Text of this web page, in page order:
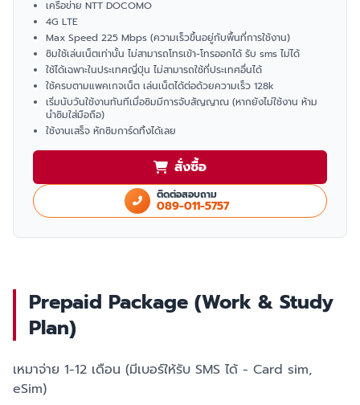
เครือข่าย NTT DOCOMO
4G LTE
Max Speed 225 Mbps (ความเร็วขึ้นอยู่กับพื้นที่การใช้งาน)
ซิมใช้เล่นเน็ตเท่านั้น ไม่สามารถโทรเข้า-โทรออกได้ รับ sms ไม่ได้
ใช้ได้เฉพาะในประเทศญี่ปุ่น ไม่สามารถใช้ที่ประเทศอื่นได้
ใช้ครบตามแพคเกจเน็ต เล่นเน็ตได้ต่อด้วยความเร็ว 128k
เริ่มนับวันใช้งานทันทีเมื่อซิมมีการจับสัญญาณ (หากยังไม่ใช้งาน ห้าม
นำซิมใส่มือถือ)
ใช้งานเสร็จ หักซิมการ์ดทิ้งได้เลย
สั่งซื้อ
ติดต่อสอบถาม
089-011-5757
Prepaid Package (Work & Study
Plan)
เหมาจ่าย 1-12 เดือน (มีเบอร์ให้รับ SMS ได้ - Card sim,
eSim)